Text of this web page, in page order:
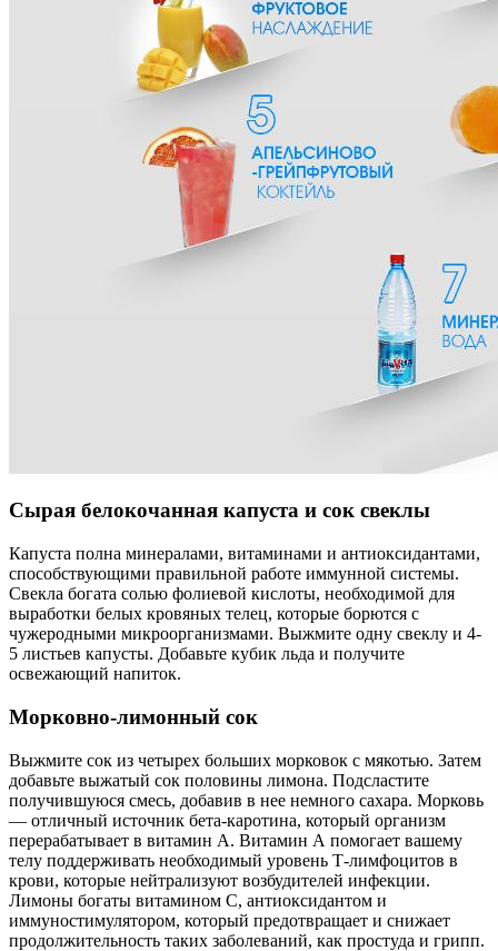
Сырая белокочанная капуста и сок свеклы
Капуста полна минералами, витаминами и антиоксидантами,
способствующими правильной работе иммунной системы.
Свекла богата солью фолиевой кислоты, необходимой для
выработки белых кровяных телец, которые борются с
чужеродными микроорганизмами. Выжмите одну свеклу и 4-
5 листьев капусты. Добавьте кубик льда и получите
освежающий напиток.
Морковно-лимонный сок
Выжмите сок из четырех больших морковок с мякотью. Затем
добавьте выжатый сок половины лимона. Подсластите
получившуюся смесь, добавив в нее немного сахара. Морковь
— отличный источник бета-каротина, который организм
перерабатывает в витамин А. Витамин А помогает вашему
телу поддерживать необходимый уровень Т-лимфоцитов в
крови, которые нейтрализуют возбудителей инфекции.
Лимоны богаты витамином С, антиоксидантом и
иммуностимулятором, который предотвращает и снижает
продолжительность таких заболеваний, как простуда и грипп.